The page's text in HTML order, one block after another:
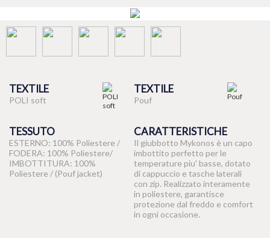
TEXTILE
POLI soft
TEXTILE
Pouf
TESSUTO
ESTERNO: 100% Poliestere /
FODERA: 100% Poliestere/
IMBOTTITURA: 100%
Poliestere / (Pouf jacket)
CARATTERISTICHE
Il giubbotto Mykonos è un capo
imbottito perfetto per le
temperature piu' basse, dotato
di cappuccio e tasche laterali
con zip. Realizzato interamente
in poliestere, garantisce
protezione dal freddo e comfort
in ogni occasione.